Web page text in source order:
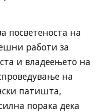
посветеноста на
работи за
и владеењето на
на
патишта,
порака дека